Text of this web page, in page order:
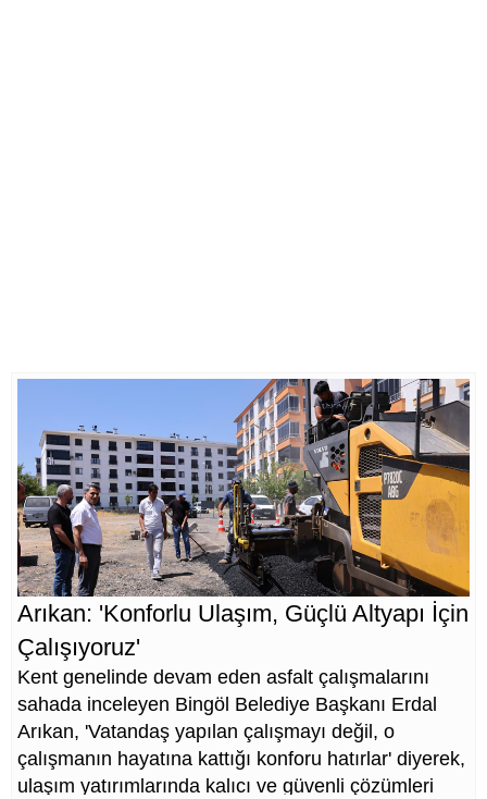
Arıkan: 'Konforlu Ulaşım, Güçlü Altyapı İçin
Çalışıyoruz'
Kent genelinde devam eden asfalt çalışmalarını
sahada inceleyen Bingöl Belediye Başkanı Erdal
Arıkan, 'Vatandaş yapılan çalışmayı değil, o
çalışmanın hayatına kattığı konforu hatırlar' diyerek,
ulaşım yatırımlarında kalıcı ve güvenli çözümleri